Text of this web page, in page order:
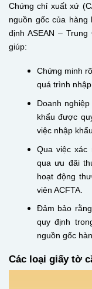
Chứng chỉ xuất xứ
nguồn gốc của
định ASEAN –
giúp:
Chứng minh
quá trình
Doanh
khẩu được
việc nhập
Qua việc xác
qua ưu đãi
hoạt động
viên ACFTA.
Đảm bảo
quy định
nguồn gốc
Các loại giấy tờ